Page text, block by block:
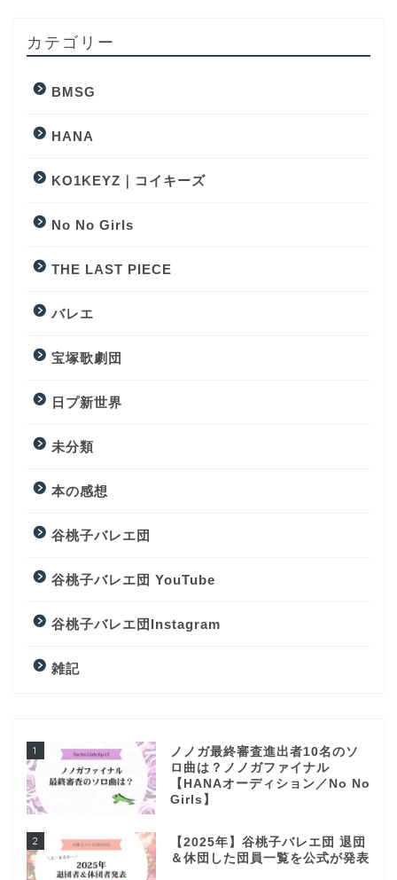
カテゴリー
BMSG
HANA
KO1KEYZ｜コイキーズ
No No Girls
THE LAST PIECE
バレエ
宝塚歌劇団
日プ新世界
未分類
本の感想
谷桃子バレエ団
谷桃子バレエ団 YouTube
谷桃子バレエ団Instagram
雑記
1
ノノガ最終審査進出者10名のソ
ロ曲は？ノノガファイナル
【HANAオーディション／No No
Girls】
2
【2025年】谷桃子バレエ団 退団
＆休団した団員一覧を公式が発表